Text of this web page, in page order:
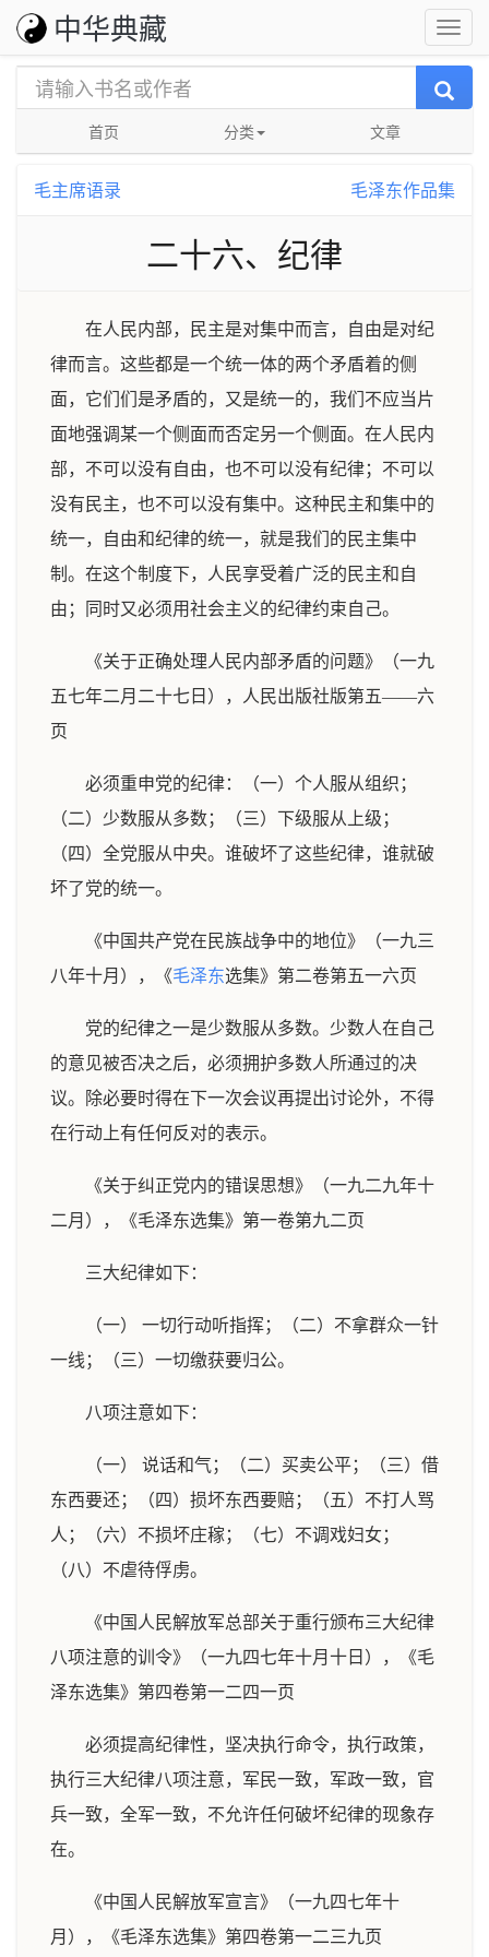
中华典藏
首页 分类 文章
毛主席语录 毛泽东作品集
二十六、纪律
在人民内部，民主是对集中而言，自由是对纪
律而言。这些都是一个统一体的两个矛盾着的侧
面，它们们是矛盾的，又是统一的，我们不应当片
面地强调某一个侧面而否定另一个侧面。在人民内
部，不可以没有自由，也不可以没有纪律；不可以
没有民主，也不可以没有集中。这种民主和集中的
统一，自由和纪律的统一，就是我们的民主集中
制。在这个制度下，人民享受着广泛的民主和自
由；同时又必须用社会主义的纪律约束自己。
《关于正确处理人民内部矛盾的问题》（一九
五七年二月二十七日），人民出版社版第五——六
页
必须重申党的纪律：（一）个人服从组织；
（二）少数服从多数；（三）下级服从上级；
（四）全党服从中央。谁破坏了这些纪律，谁就破
坏了党的统一。
《中国共产党在民族战争中的地位》（一九三
八年十月），《毛泽东选集》第二卷第五一六页
党的纪律之一是少数服从多数。少数人在自己
的意见被否决之后，必须拥护多数人所通过的决
议。除必要时得在下一次会议再提出讨论外，不得
在行动上有任何反对的表示。
《关于纠正党内的错误思想》（一九二九年十
二月），《毛泽东选集》第一卷第九二页
三大纪律如下：
（一） 一切行动听指挥；（二）不拿群众一针
一线；（三）一切缴获要归公。
八项注意如下：
（一） 说话和气；（二）买卖公平；（三）借
东西要还；（四）损坏东西要赔；（五）不打人骂
人；（六）不损坏庄稼；（七）不调戏妇女；
（八）不虐待俘虏。
《中国人民解放军总部关于重行颁布三大纪律
八项注意的训令》（一九四七年十月十日），《毛
泽东选集》第四卷第一二四一页
必须提高纪律性，坚决执行命令，执行政策，
执行三大纪律八项注意，军民一致，军政一致，官
兵一致，全军一致，不允许任何破坏纪律的现象存
在。
《中国人民解放军宣言》（一九四七年十
月），《毛泽东选集》第四卷第一二三九页